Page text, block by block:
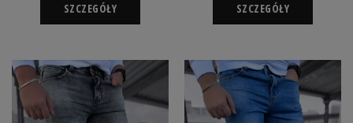
SZCZEGÓŁY SZCZEGÓŁY